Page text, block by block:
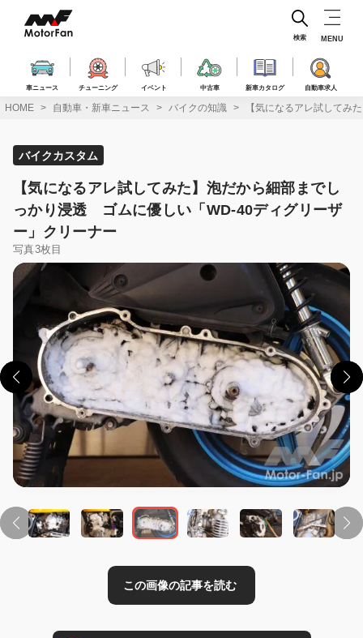
ス
車ニュース チューニング イベント 中古車 新車カタログ 自動車求人
検索 MENU
HOME 自動車・新車ニュース バイクの知識 【気になるアレ試してみ
バイクカスタム
【気になるアレ試してみた】泡だから細部までし
っかり浸透 ゴムに優しい「WD-40ディグリーザ
ー」クリーナー
写真3枚目
この画像の記事を読む